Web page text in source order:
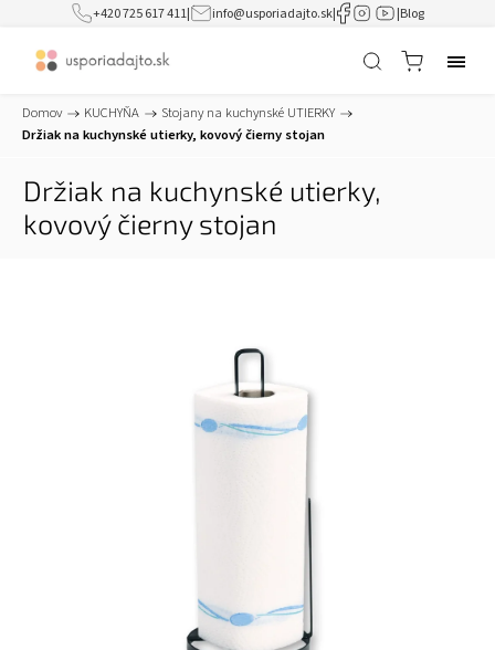
+420 725 617 411| info@usporiadajto.sk| |Blog
Domov / KUCHYŇA / Stojany na kuchynské UTIERKY /
Držiak na kuchynské utierky, kovový čierny stojan
Držiak na kuchynské utierky,
kovový čierny stojan